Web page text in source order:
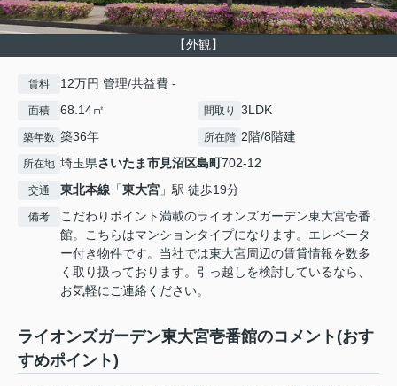
【外観】
賃料 12万円 管理/共益費 -
面積 68.14㎡ 間取り 3LDK
築年数 築36年 所在階 2階/8階建
所在地 埼玉県さいたま市見沼区島町702-12
交通 東北本線 「東大宮 」駅 徒歩19分
備考
こだわりポイント満載のライオンズガーデン東大宮壱番
館。こちらはマンションタイプになります。エレベータ
ー付き物件です。当社では東大宮周辺の賃貸情報を数多
く取り扱っております。引っ越しを検討しているなら、
お気軽にご連絡ください。
ライオンズガーデン東大宮壱番館のコメント(おす
すめポイント)